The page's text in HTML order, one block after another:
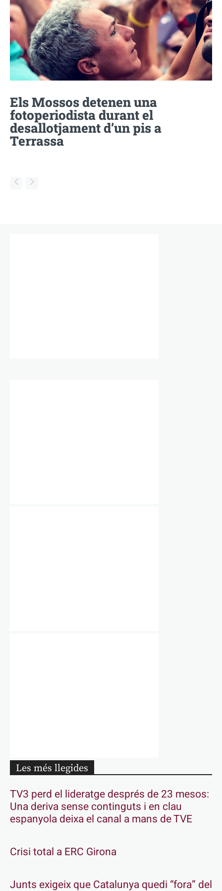
Els Mossos detenen una
fotoperiodista durant el
desallotjament d’un pis a
Terrassa
Les més llegides
TV3 perd el lideratge després de 23 mesos:
Una deriva sense continguts i en clau
espanyola deixa el canal a mans de TVE
Crisi total a ERC Girona
Junts exigeix que Catalunya quedi “fora” del